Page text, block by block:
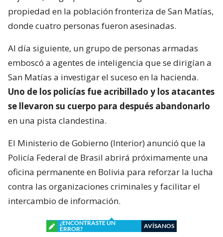
propiedad en la población fronteriza de San Matías,
donde cuatro personas fueron asesinadas.
Al día siguiente, un grupo de personas armadas
emboscó a agentes de inteligencia que se dirigían a
San Matías a investigar el suceso en la hacienda.
Uno de los policías fue acribillado y los atacantes
se llevaron su cuerpo para después abandonarlo
en una pista clandestina.
El Ministerio de Gobierno (Interior) anunció que la
Policía Federal de Brasil abrirá próximamente una
oficina permanente en Bolivia para reforzar la lucha
contra las organizaciones criminales y facilitar el
intercambio de información.
¿ENCONTRASTE UN
ERROR?
AVÍSANOS